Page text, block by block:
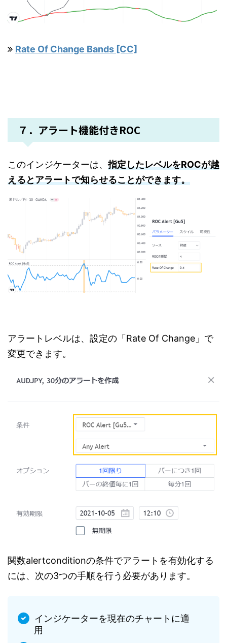
Rate Of Change Bands [CC]
７．アラート機能付きROC
このインジケーターは、指定したレベルをROCが越
えるとアラートで知らせることができます。
アラートレベルは、設定の「Rate Of Change」で
変更できます。
関数alertconditionの条件でアラートを有効化する
には、次の3つの手順を行う必要があります。
インジケーターを現在のチャートに適
用